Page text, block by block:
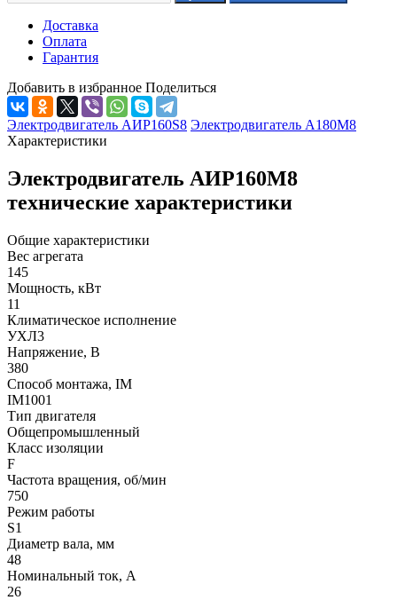
Доставка
Оплата
Гарантия
Добавить в избранное Поделиться
Электродвигатель АИР160S8 Электродвигатель А180М8
Характеристики
Электродвигатель АИР160М8
технические характеристики
Общие характеристики
Вес агрегата
145
Мощность, кВт
11
Климатическое исполнение
УХЛ3
Напряжение, В
380
Способ монтажа, IM
IM1001
Тип двигателя
Общепромышленный
Класс изоляции
F
Частота вращения, об/мин
750
Режим работы
S1
Диаметр вала, мм
48
Номинальный ток, А
26